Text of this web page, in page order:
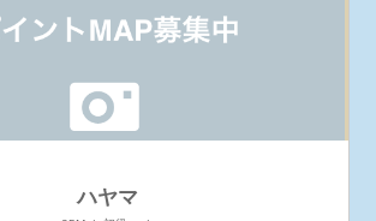
ハヤマ